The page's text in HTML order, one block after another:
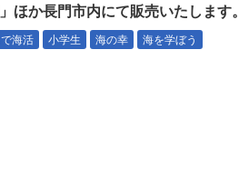
ほか長門市内にて販売いたします。
海活 小学生 海の幸 海を学ぼう